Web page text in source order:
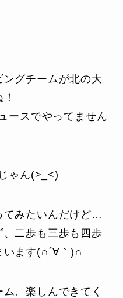
ングチームが北の大
ースでやってません
ゃん(>_<)
てみたいんだけど…
二歩も三歩も四歩
います(∩´∀｀)∩
、楽しんできてく